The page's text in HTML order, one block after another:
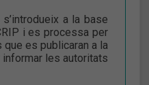
a la base
i es processa per
es publicaran a la
les autoritats